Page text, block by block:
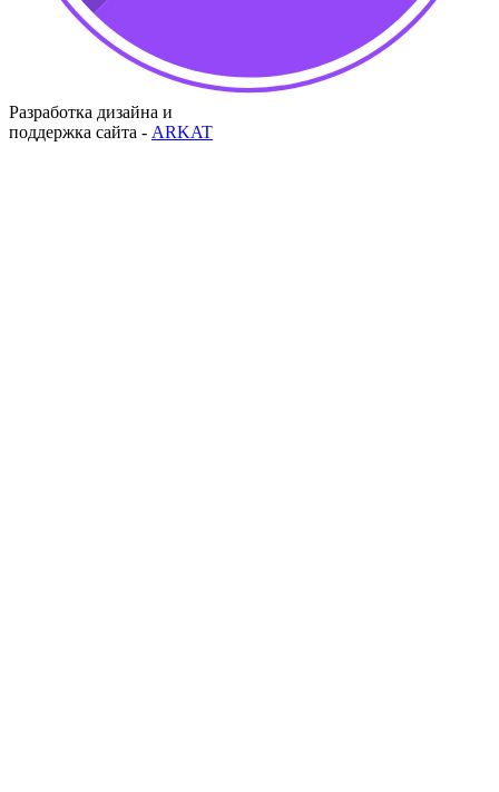
Разработка дизайна и
поддержка сайта - ARKAT